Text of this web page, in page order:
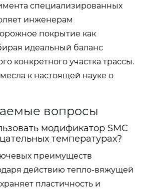
специализированных
инженерам
покрытие как
идеальный баланс
конкретного участка трассы.
к настоящей науке о
вопросы
модификатор SMC
температурах?
преимуществ
действию тепло-вяжущей
пластичность и